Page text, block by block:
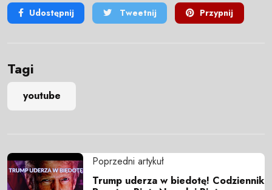
Udostępnij Tweetnij Przypnij
Tagi
youtube
Poprzedni artykuł
Trump uderza w biedotę! Codziennik